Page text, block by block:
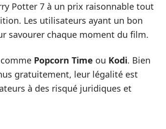
Potter 7 à un prix raisonnable tout
Les utilisateurs ayant un bon
savourer chaque moment du film.
Popcorn Time ou Kodi. Bien
gratuitement, leur légalité est
à des risqué juridiques et